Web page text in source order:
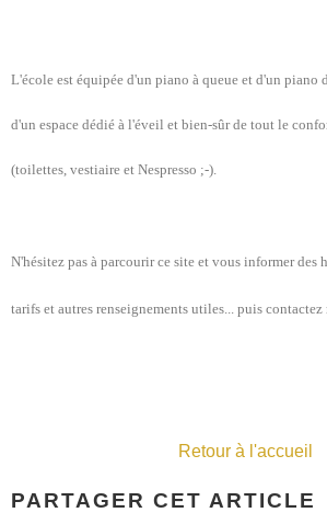
L'école est équipée d'un piano à queue et d'un piano
d'un espace dédié à l'éveil et bien-sûr de tout le
(toilettes, vestiaire et Nespresso ;-).
N'hésitez pas à parcourir ce site et vous informer des
tarifs et autres renseignements utiles... puis contactez
Retour à l'accueil
PARTAGER CET ARTICLE